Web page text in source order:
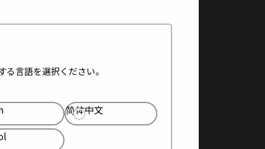
る言語を選択ください。
简体中文